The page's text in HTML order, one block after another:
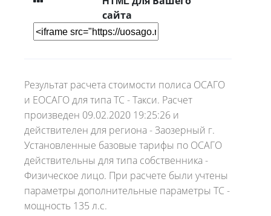
сайта
Результат расчета стоимости полиса ОСАГО
и ЕОСАГО для типа ТС - Такси. Расчет
произведен 09.02.2020 19:25:26 и
действителен для региона - Заозерный г.
Установленные базовые тарифы по ОСАГО
действительны для типа собственника -
Физическое лицо. При расчете были учтены
параметры дополнительные параметры ТС -
мощность 135 л.с.